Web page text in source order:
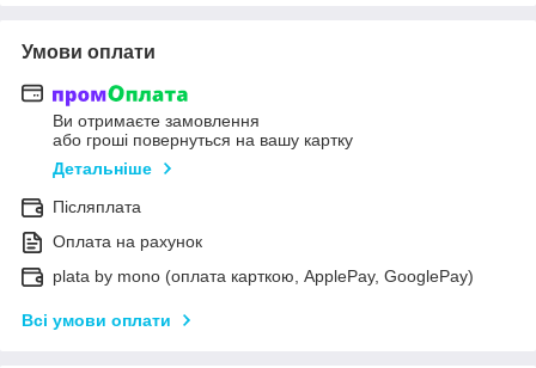
Умови оплати
Ви отримаєте замовлення
або гроші повернуться на вашу картку
Детальніше
Післяплата
Оплата на рахунок
plata by mono (оплата карткою, ApplePay, GooglePay)
Всі умови оплати